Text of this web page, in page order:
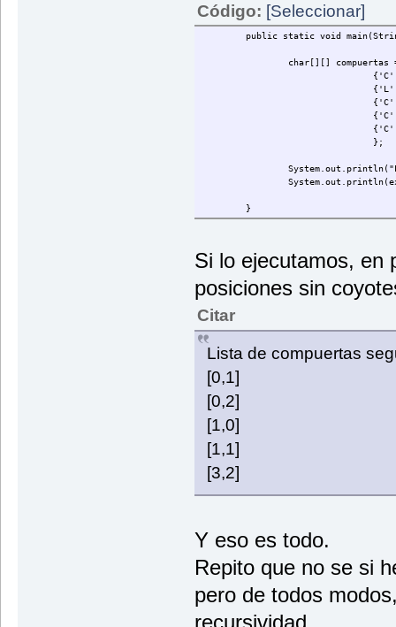
Código: [Seleccionar]
public static void
char[][] compuertas
};
}
Si lo ejecutamos, en
posiciones sin
Citar
Lista de compuertas
[0,1]
[0,2]
[1,0]
[1,1]
[3,2]
Y eso es todo.
Repito que no se si
pero de todos
recursividad.